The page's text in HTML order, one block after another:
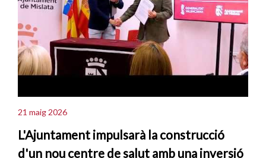
21 maig 2026
L'Ajuntament impulsarà la construcció
d'un nou centre de salut amb una inversió